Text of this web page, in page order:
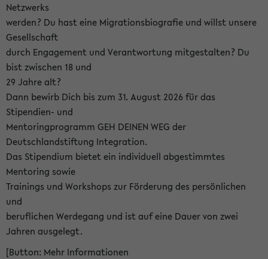
Netzwerks
werden? Du hast eine Migrationsbiografie und willst unsere
Gesellschaft
durch Engagement und Verantwortung mitgestalten? Du
bist zwischen 18 und
29 Jahre alt?
Dann bewirb Dich bis zum 31. August 2026 für das
Stipendien- und
Mentoringprogramm GEH DEINEN WEG der
Deutschlandstiftung Integration.
Das Stipendium bietet ein individuell abgestimmtes
Mentoring sowie
Trainings und Workshops zur Förderung des persönlichen
und
beruflichen Werdegang und ist auf eine Dauer von zwei
Jahren ausgelegt.
[Button: Mehr Informationen